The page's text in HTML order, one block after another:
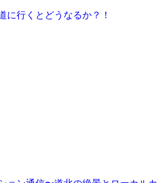
に行くとどうなるか？！